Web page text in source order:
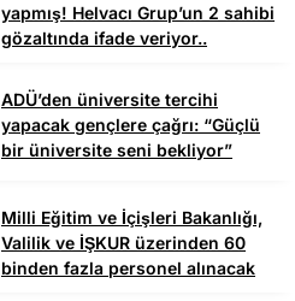
yapmış! Helvacı Grup’un 2 sahibi
gözaltında ifade veriyor..
ADÜ’den üniversite tercihi
yapacak gençlere çağrı: “Güçlü
bir üniversite seni bekliyor”
Milli Eğitim ve İçişleri Bakanlığı,
Valilik ve İŞKUR üzerinden 60
binden fazla personel alınacak